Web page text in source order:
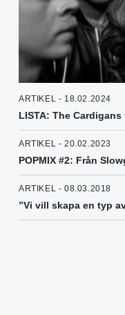
ARTIKEL - 18.02.2024
LISTA: The
ARTIKEL - 20.02.2023
POPMIX #2: Från
ARTIKEL - 08.03.2018
”Vi vill skapa en typ